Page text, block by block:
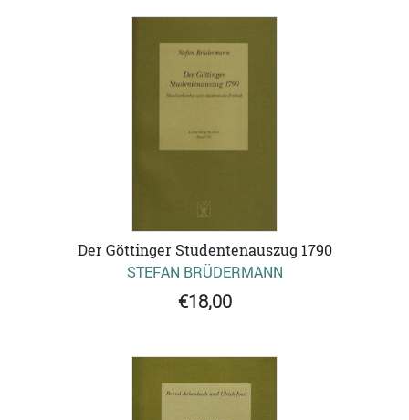
Der Göttinger Studentenauszug 1790
STEFAN BRÜDERMANN
€18,00